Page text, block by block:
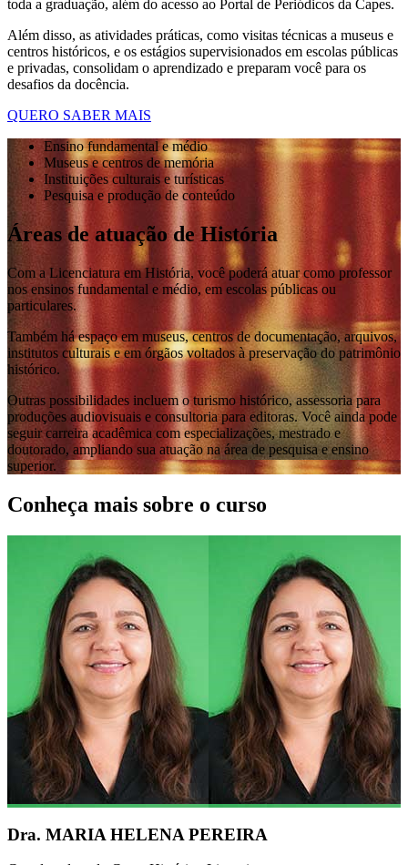
toda a graduação, além do acesso ao Portal de Periódicos da Capes.
Além disso, as atividades práticas, como visitas técnicas a museus e
centros históricos, e os estágios supervisionados em escolas públicas
e privadas, consolidam o aprendizado e preparam você para os
desafios da docência.
QUERO SABER MAIS
Ensino fundamental e médio
Museus e centros de memória
Instituições culturais e turísticas
Pesquisa e produção de conteúdo
Áreas de atuação de História
Com a Licenciatura em História, você poderá atuar como professor
nos ensinos fundamental e médio, em escolas públicas ou
particulares.
Também há espaço em museus, centros de documentação, arquivos,
institutos culturais e em órgãos voltados à preservação do patrimônio
histórico.
Outras possibilidades incluem o turismo histórico, assessoria para
produções audiovisuais e consultoria para editoras. Você ainda pode
seguir carreira acadêmica com especializações, mestrado e
doutorado, ampliando sua atuação na área de pesquisa e ensino
superior.
Conheça mais sobre o curso
Dra. MARIA HELENA PEREIRA